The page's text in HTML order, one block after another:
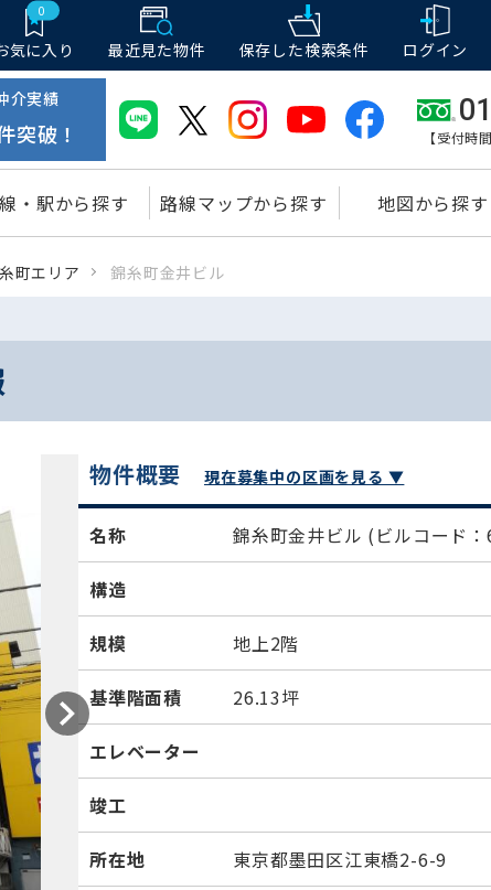
0
気に入り 最近見た物件 保存した検索条件 ログイン
介実績
突破！ 【受付時
・駅から探す 路線マップから探す 地図から探す
町エリア 錦糸町金井ビル
物件概要 現在募集中の区画を見る ▼
名称 錦糸町金井ビル (ビルコード
構造
規模 地上2階
基準階面積 26.13坪
エレベーター
竣工
所在地 東京都墨田区江東橋2-6-9